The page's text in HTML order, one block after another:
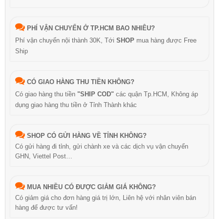
PHÍ VẬN CHUYỂN Ở TP.HCM BAO NHIÊU?
Phí vận chuyển nội thành 30K, Tới SHOP mua hàng được Free
Ship
CÓ GIAO HÀNG THU TIỀN KHÔNG?
Có giao hàng thu tiền "SHIP COD" các quận Tp.HCM, Không áp
dụng giao hàng thu tiền ở Tỉnh Thành khác
SHOP CÓ GỬI HÀNG VỀ TỈNH KHÔNG?
Có gửi hàng đi tỉnh, gửi chành xe và các dịch vụ vận chuyển
GHN, Viettel Post…
MUA NHIỀU CÓ ĐƯỢC GIẢM GIÁ KHÔNG?
Có giảm giá cho đơn hàng giá trị lớn, Liên hệ với nhân viên bán
hàng để được tư vấn!